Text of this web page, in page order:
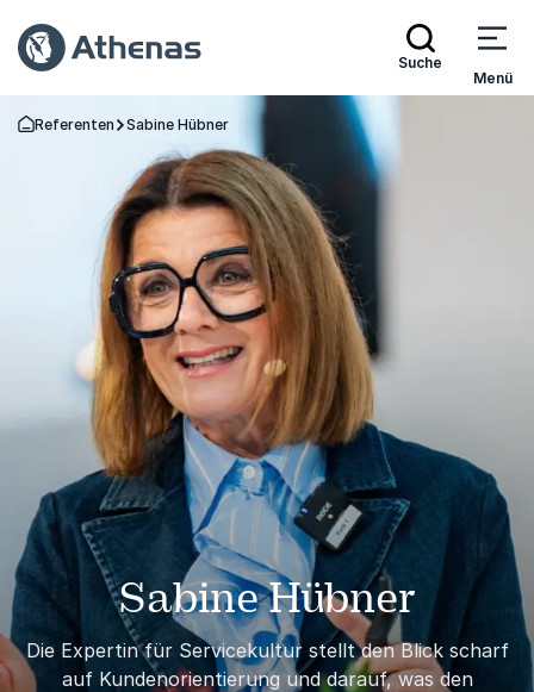
Suche
Menü
Zurück zur Startseite
Referenten Sabine Hübner
Sabine Hübner
Die Expertin für Servicekultur stellt den Blick scharf
auf Kundenorientierung und darauf, was den